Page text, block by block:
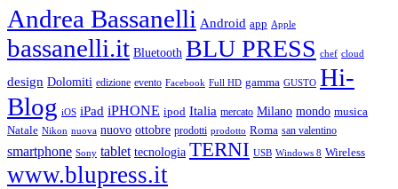
Andrea Bassanelli Android app Apple
bassanelli.it Bluetooth BLU PRESS chef cloud
design Dolomiti edizione evento Facebook Full HD gamma GUSTO Hi-
Blog iOS iPad iPHONE ipod Italia mercato Milano mondo musica
Natale Nikon nuova nuovo ottobre prodotti prodotto Roma san valentino
smartphone Sony tablet tecnologia TERNI USB Windows 8 Wireless
www.blupress.it